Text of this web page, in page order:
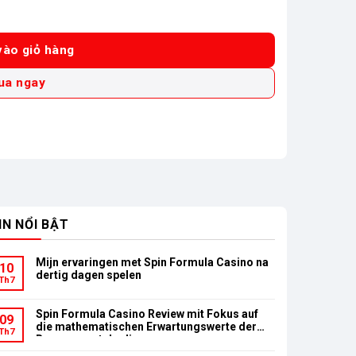
(Chưa Pin & Sạc) số lượng
giỏ hàng
ngay
NỔI BẬT
10
Mijn ervaringen met Spin Formula Casino na
dertig dagen spelen
09
Spin Formula Casino Review mit Fokus auf
die mathematischen Erwartungswerte der
Bonusumsatzbedingungen